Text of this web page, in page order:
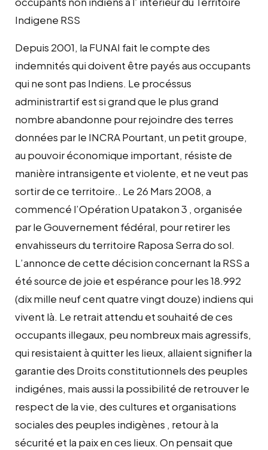
Indigene RSS
Depuis 2001, la FUNAI fait le compte des
indemnités qui doivent être payés aus occupants
qui ne sont pas Indiens. Le procéssus
administrartif est si grand que le plus grand
nombre abandonne pour rejoindre des terres
données par le INCRA Pourtant, un petit groupe,
au pouvoir économique important, résiste de
manière intransigente et violente, et ne veut pas
sortir de ce territoire.. Le 26 Mars 2008, a
commencé l’Opération Upatakon 3 , organisée
par le Gouvernement fédéral, pour retirer les
envahisseurs du territoire Raposa Serra do sol.
L’annonce de cette décision concernant la RSS a
été source de joie et espérance pour les 18.992
(dix mille neuf cent quatre vingt douze) indiens qui
vivent là. Le retrait attendu et souhaité de ces
occupants illegaux, peu nombreux mais agressifs,
qui resistaient à quitter les lieux, allaient signifier la
garantie des Droits constitutionnels des peuples
indigénes, mais aussi la possibilité de retrouver le
respect de la vie, des cultures et organisations
sociales des peuples indigènes , retour à la
sécurité et la paix en ces lieux. On pensait que